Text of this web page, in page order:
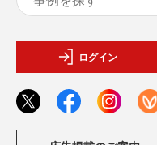
ログイン